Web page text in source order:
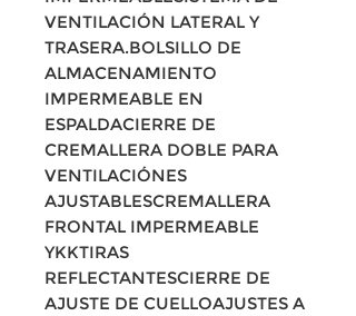
VENTILACIÓN LATERAL Y
TRASERA.BOLSILLO DE
ALMACENAMIENTO
IMPERMEABLE EN
ESPALDACIERRE DE
CREMALLERA DOBLE PARA
VENTILACIÓNES
AJUSTABLESCREMALLERA
FRONTAL IMPERMEABLE
YKKTIRAS
REFLECTANTESCIERRE DE
AJUSTE DE CUELLOAJUSTES A